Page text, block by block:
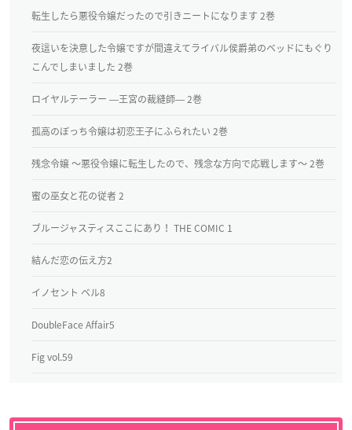
転生したら悪役令嬢だったので引きニートになります 2巻
夜這いを決意した令嬢ですが間違えてライバル侯爵弟のベッドにもぐり
こんでしまいました 2巻
ロイヤルテーラー ―王宮の裁縫師― 2巻
孤高のぼっち令嬢は初恋王子にふられたい 2巻
残念令嬢 ～悪役令嬢に転生したので、残念な方向で応戦します～ 2巻
蜜の巫女と花の従者 2
ブルージャスティスここにあり！ THE COMIC 1
結んだ恋の伝え方2
イノセント ベル8
DoubleFace Affair5
Fig vol.59